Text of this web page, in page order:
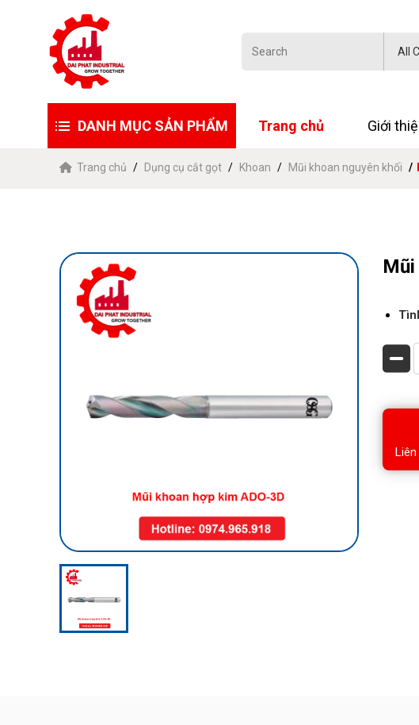
DANH MỤC SẢN PHẨM Trang chủ Giới
Trang chủ Dụng cụ cắt gọt Khoan Mũi khoan nguyên khối
Mũi